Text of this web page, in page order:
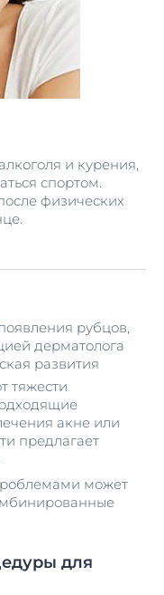
и курения,
спортом.
физических
рубцов,
дерматолога
развития
тяжести
акне или
предлагает
может
для